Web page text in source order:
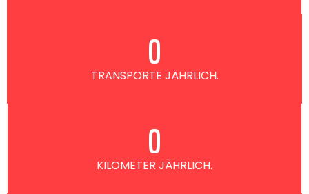
TRANSPORTE JÄHRLICH.
0
KILOMETER JÄHRLICH.
0